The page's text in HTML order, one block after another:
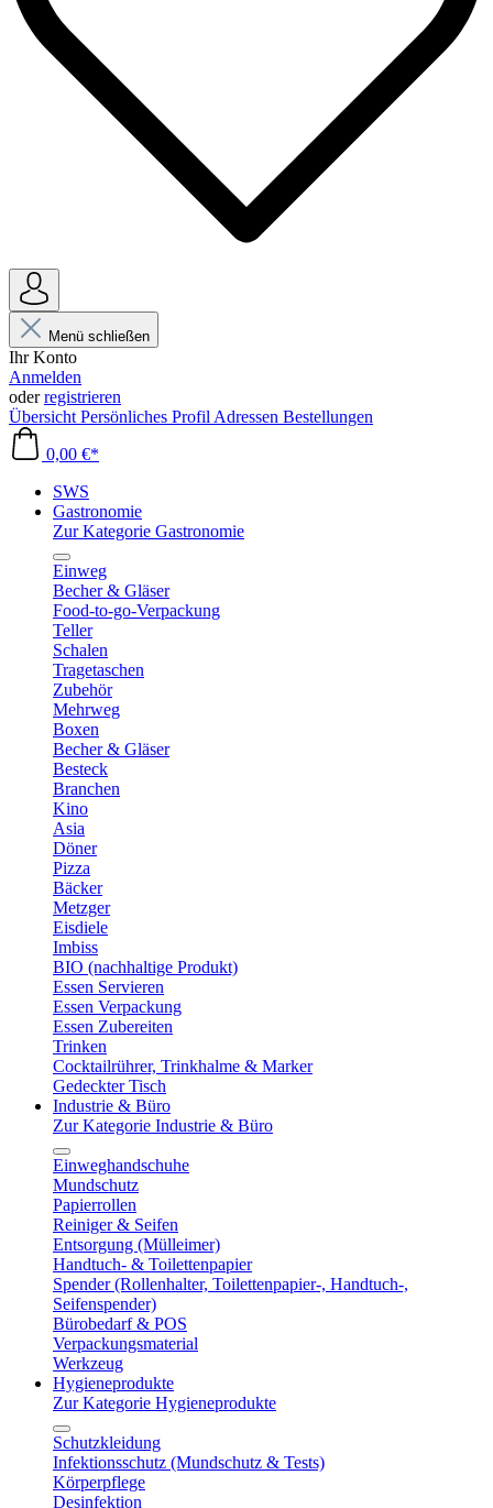
Menü schließen
Ihr Konto
Anmelden
oderregistrieren
Übersicht Persönliches Profil Adressen Bestellungen
0,00 €*
SWS
Gastronomie
Zur Kategorie Gastronomie
Einweg
Becher & Gläser
Food-to-go-Verpackung
Teller
Schalen
Tragetaschen
Zubehör
Mehrweg
Boxen
Becher & Gläser
Besteck
Branchen
Kino
Asia
Döner
Pizza
Bäcker
Metzger
Eisdiele
Imbiss
BIO (nachhaltige Produkt)
Essen Servieren
Essen Verpackung
Essen Zubereiten
Trinken
Cocktailrührer, Trinkhalme & Marker
Gedeckter Tisch
Industrie & Büro
Zur Kategorie Industrie & Büro
Einweghandschuhe
Mundschutz
Papierrollen
Reiniger & Seifen
Entsorgung (Mülleimer)
Handtuch- & Toilettenpapier
Spender (Rollenhalter, Toilettenpapier-, Handtuch-,
Seifenspender)
Bürobedarf & POS
Verpackungsmaterial
Werkzeug
Hygieneprodukte
Zur Kategorie Hygieneprodukte
Schutzkleidung
Infektionsschutz (Mundschutz & Tests)
Körperpflege
Desinfektion